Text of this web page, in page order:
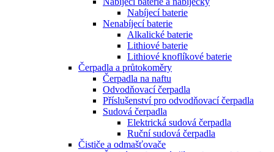
Nabíjecí baterie
Nenabíjecí baterie
Alkalické baterie
Lithiové baterie
Lithiové knoflíkové baterie
Čerpadla a průtokoměry
Čerpadla na naftu
Odvodňovací čerpadla
Příslušenství pro odvodňovací čerpadla
Sudová čerpadla
Elektrická sudová čerpadla
Ruční sudová čerpadla
Čističe a odmašťovače